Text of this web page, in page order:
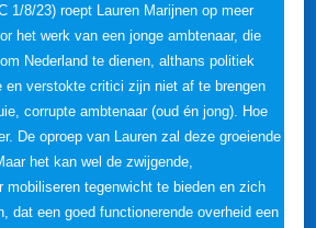
1/8/23) roept Lauren Marijnen op meer
het werk van een jonge ambtenaar, die
Nederland te dienen, althans politiek
en verstokte critici zijn niet af te brengen
corrupte ambtenaar (oud én jong). Hoe
De oproep van Lauren zal deze groeiende
het kan wel de zwijgende,
mobiliseren tegenwicht te bieden en zich
dat een goed functionerende overheid een